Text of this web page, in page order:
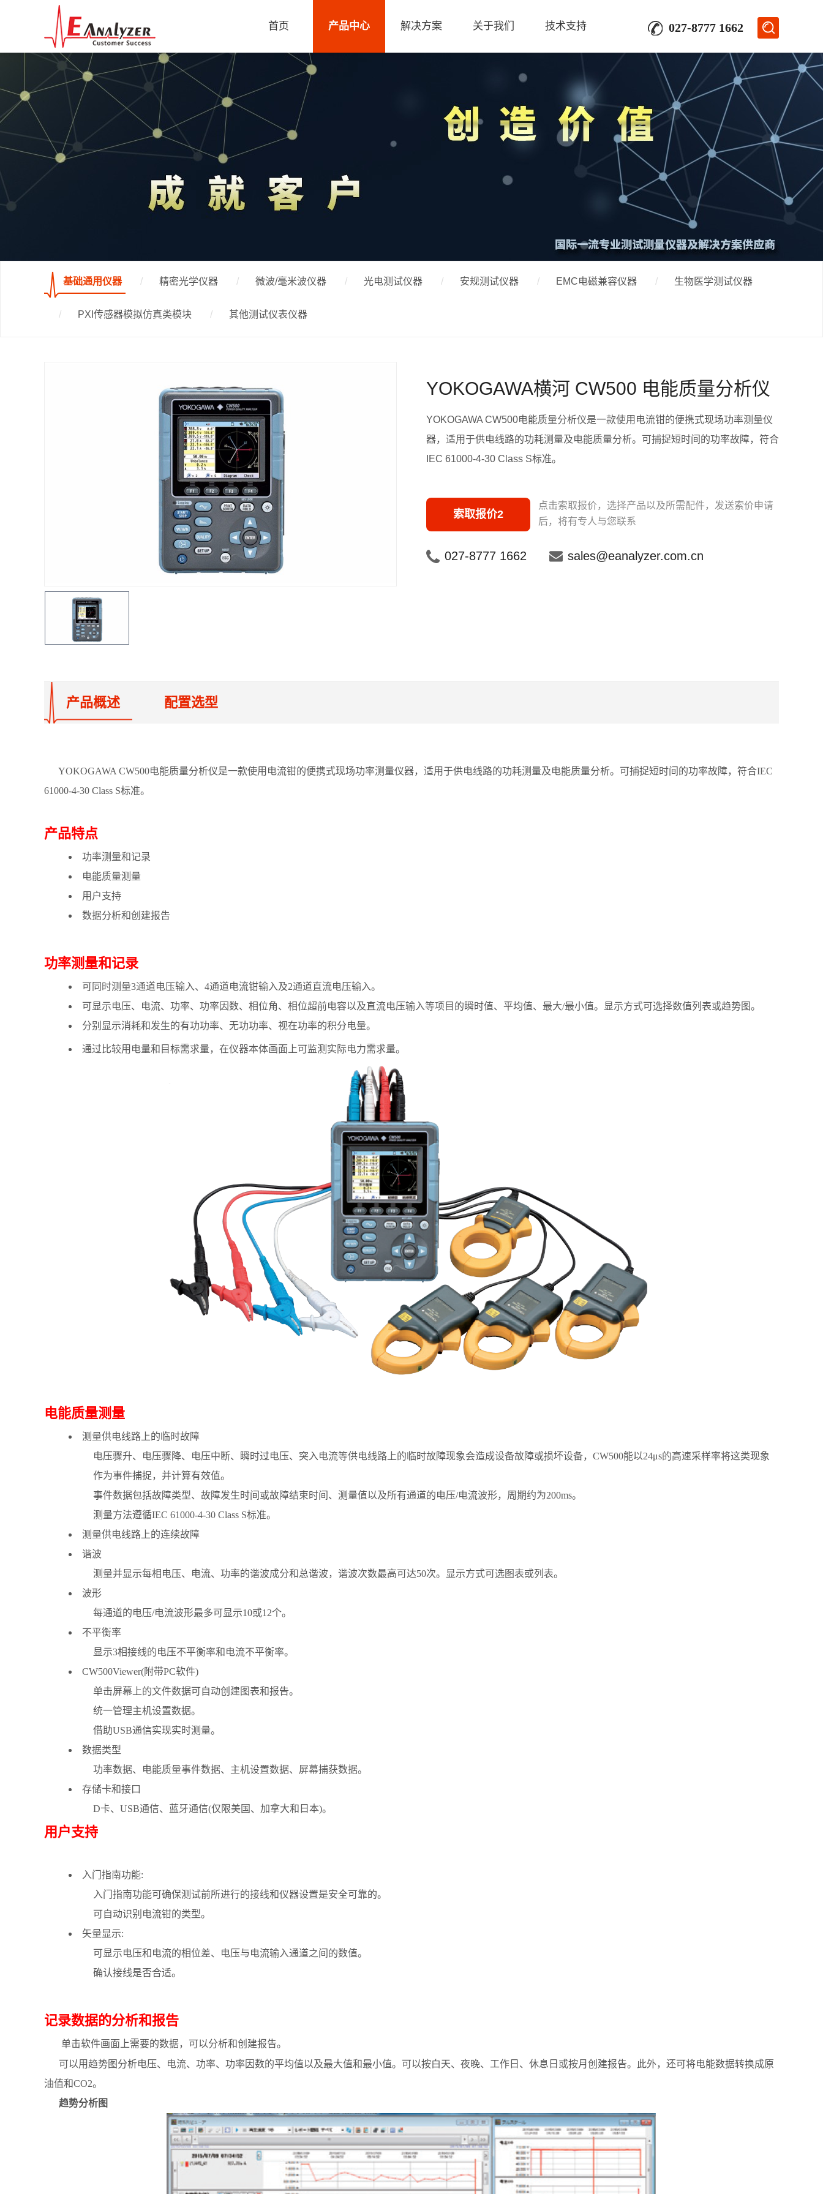
027-8777 1662
首页 产品中心 解决方案 关于我们 技术支持
基础通用仪器 精密光学仪器 微波/毫米波仪器 光电测试仪器 安规测试仪器 EMC电磁兼容仪器 生物医学测试仪器
PXI传感器模拟仿真类模块 其他测试仪表仪器
YOKOGAWA横河 CW500 电能质量分析仪
YOKOGAWA CW500电能质量分析仪是一款使用电流钳的便携式现场功率测量仪
器，适用于供电线路的功耗测量及电能质量分析。可捕捉短时间的功率故障，符合
IEC 61000-4-30 Class S标准。
索取报价2
点击索取报价，选择产品以及所需配件，发送索价申请
后，将有专人与您联系
027-8777 1662 sales@eanalyzer.com.cn
产品概述 配置选型
YOKOGAWA CW500电能质量分析仪是一款使用电流钳的便携式现场功率测量仪器，适用于供电线路的功耗测量及电能质量分析。可捕捉短时间的功率故障，符合IEC
61000-4-30 Class S标准。
产品特点
功率测量和记录
电能质量测量
用户支持
数据分析和创建报告
功率测量和记录
可同时测量3通道电压输入、4通道电流钳输入及2通道直流电压输入。
可显示电压、电流、功率、功率因数、相位角、相位超前电容以及直流电压输入等项目的瞬时值、平均值、最大/最小值。显示方式可选择数值列表或趋势图。
分别显示消耗和发生的有功功率、无功功率、视在功率的积分电量。
通过比较用电量和目标需求量，在仪器本体画面上可监测实际电力需求量。
电能质量测量
测量供电线路上的临时故障
电压骤升、电压骤降、电压中断、瞬时过电压、突入电流等供电线路上的临时故障现象会造成设备故障或损坏设备，CW500能以24μs的高速采样率将这类现象
作为事件捕捉，并计算有效值。
事件数据包括故障类型、故障发生时间或故障结束时间、测量值以及所有通道的电压/电流波形，周期约为200ms。
测量方法遵循IEC 61000-4-30 Class S标准。
测量供电线路上的连续故障
谐波
测量并显示每相电压、电流、功率的谐波成分和总谐波，谐波次数最高可达50次。显示方式可选图表或列表。
波形
每通道的电压/电流波形最多可显示10或12个。
不平衡率
显示3相接线的电压不平衡率和电流不平衡率。
CW500Viewer(附带PC软件)
单击屏幕上的文件数据可自动创建图表和报告。
统一管理主机设置数据。
借助USB通信实现实时测量。
数据类型
功率数据、电能质量事件数据、主机设置数据、屏幕捕获数据。
存储卡和接口
D卡、USB通信、蓝牙通信(仅限美国、加拿大和日本)。
用户支持
入门指南功能:
入门指南功能可确保测试前所进行的接线和仪器设置是安全可靠的。
可自动识别电流钳的类型。
矢量显示:
可显示电压和电流的相位差、电压与电流输入通道之间的数值。
确认接线是否合适。
记录数据的分析和报告
单击软件画面上需要的数据，可以分析和创建报告。
可以用趋势图分析电压、电流、功率、功率因数的平均值以及最大值和最小值。可以按白天、夜晚、工作日、休息日或按月创建报告。此外，还可将电能数据转换成原
油值和CO2。
趋势分析图